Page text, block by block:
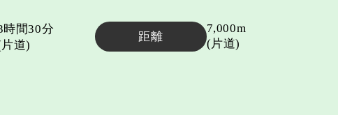
時間30分
道)
距離
7,000m
(片道)